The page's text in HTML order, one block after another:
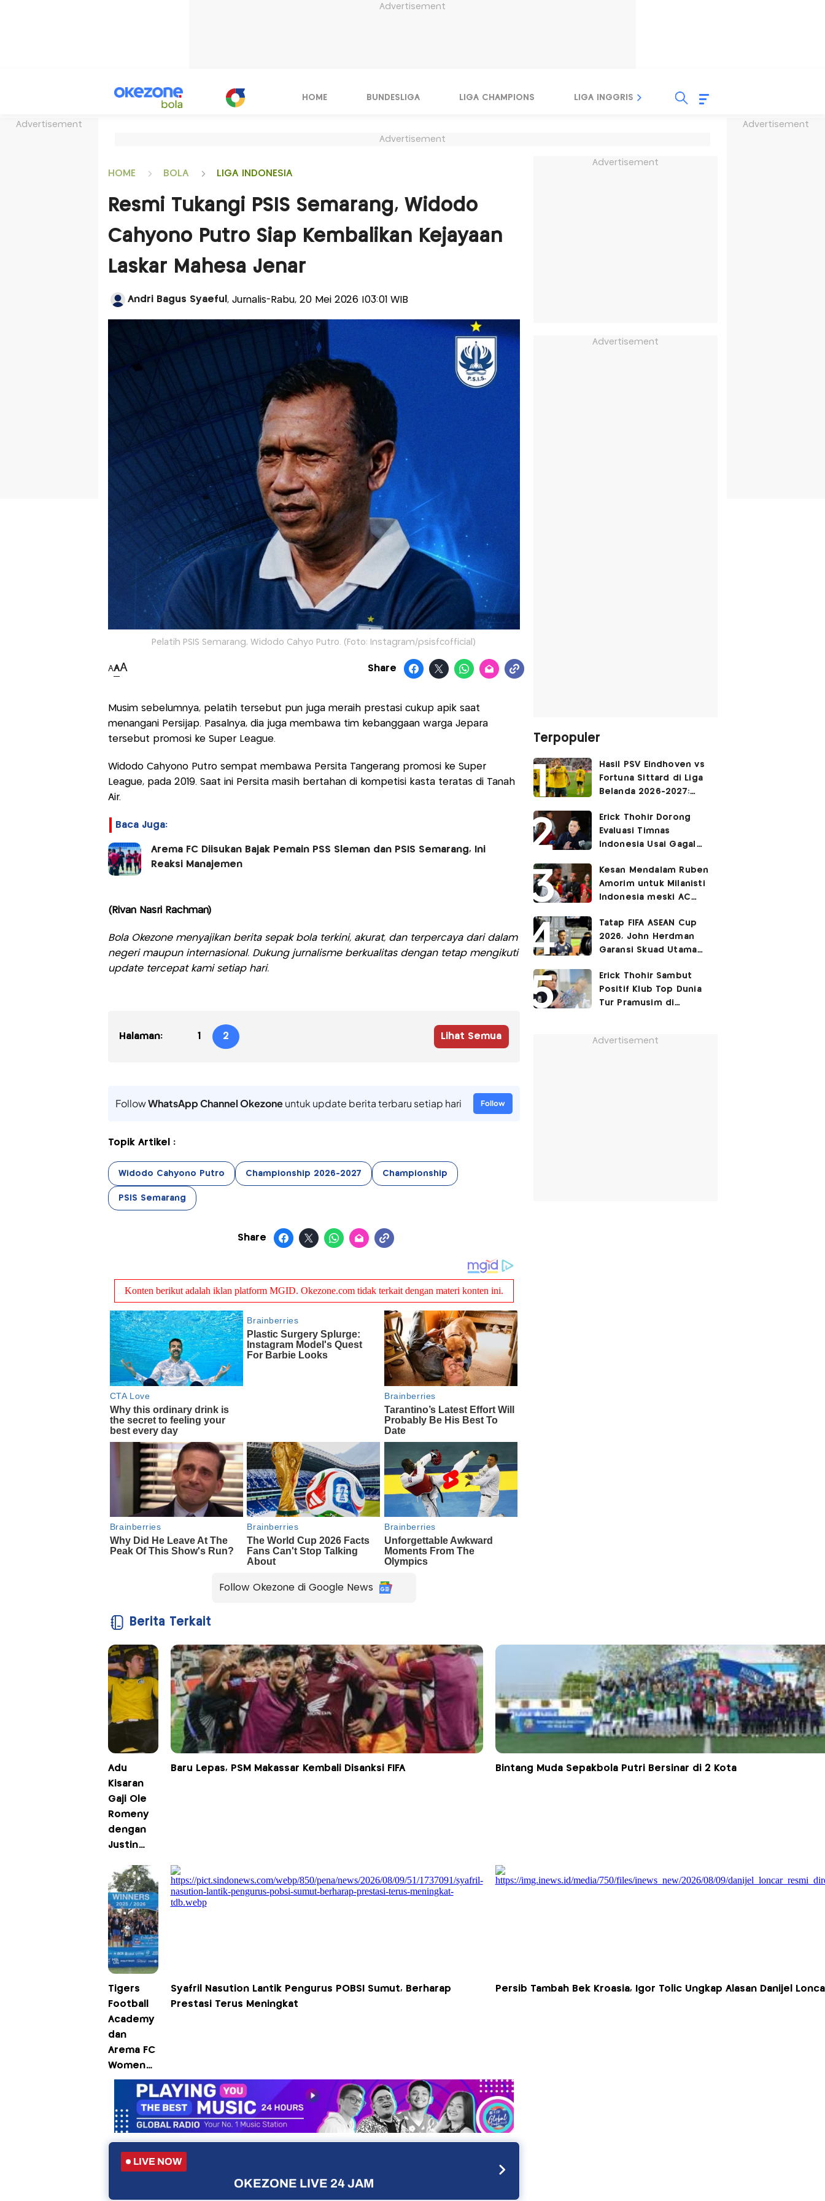
Advertisement
Advertisement Advertisement
HOME BUNDESLIGA LIGA CHAMPIONS LIGA INGGRIS LIGA ITALIA
Advertisement
HOME BOLA LIGA INDONESIA
Resmi Tukangi PSIS Semarang, Widodo
Cahyono Putro Siap Kembalikan Kejayaan
Laskar Mahesa Jenar
Andri Bagus Syaeful , Jurnalis-Rabu, 20 Mei 2026 |03:01 WIB
Pelatih PSIS Semarang, Widodo Cahyo Putro. (Foto: Instagram/psisfcofficial)
AAA Share
Musim sebelumnya, pelatih tersebut pun juga meraih prestasi cukup apik saat
menangani Persijap. Pasalnya, dia juga membawa tim kebanggaan warga Jepara
tersebut promosi ke Super League.
Widodo Cahyono Putro sempat membawa Persita Tangerang promosi ke Super
League, pada 2019. Saat ini Persita masih bertahan di kompetisi kasta teratas di Tanah
Air.
Baca Juga:
Arema FC Diisukan Bajak Pemain PSS Sleman dan PSIS Semarang, Ini
Reaksi Manajemen
(Rivan Nasri Rachman)
Bola Okezone menyajikan berita sepak bola terkini, akurat, dan terpercaya dari dalam
negeri maupun internasional. Dukung jurnalisme berkualitas dengan tetap mengikuti
update tercepat kami setiap hari.
Halaman: 1 2 Lihat Semua
FollowWhatsApp Channel Okezoneuntuk update berita terbaru setiap hari Follow
Topik Artikel :
Widodo Cahyono Putro Championship 2026-2027 Championship
PSIS Semarang
Share
Follow Okezone di Google News
Berita Terkait
Adu
Kisaran
Gaji Ole
Romeny
dengan
Justin
Klub
Fortuna
Sittard
Baru Lepas, PSM Makassar Kembali Disanksi FIFA Bintang Muda Sepakbola Putri Bersinar di 2 Kota
Tigers
Football
Academy
dan
Arema FC
Women
Berbagi
Gelar di
Dua
Kategori
Umur
Turnamen
Usia Muda
Syafril Nasution Lantik Pengurus POBSI Sumut, Berharap
Prestasi Terus Meningkat
Persib Tambah Bek Kroasia, Igor Tolic Ungkap Alasan Danijel
LIVE NOW
OKEZONE LIVE 24 JAM
Advertisement
Advertisement
Terpopuler
Hasil PSV Eindhoven vs
Fortuna Sittard di Liga
Belanda 2026-2027:
Menit, Ole Romeny
Cetak Gol Debut
Erick Thohir Dorong
Evaluasi Timnas
Indonesia Usai Gagal
AFF 2026
Kesan Mendalam Ruben
Amorim untuk Milanisti
Indonesia meski AC
di SUGBK
Tatap FIFA ASEAN Cup
2026, John Herdman
Garansi Skuad Utama
Diperkuat Kevin Diks
dan Jay Idzes
Erick Thohir Sambut
Positif Klub Top Dunia
Tur Pramusim di
Advertisement